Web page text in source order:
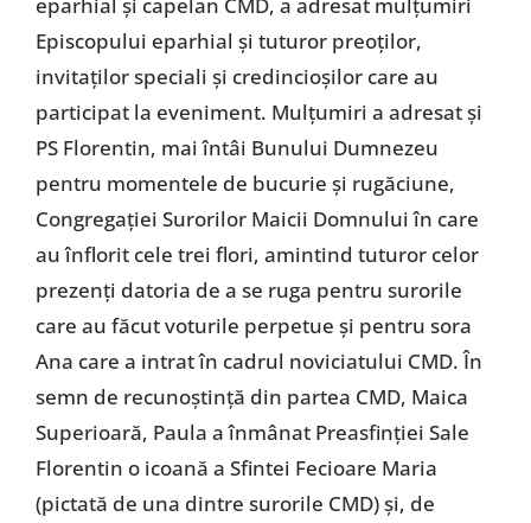
Episcopului eparhial şi tuturor preoţilor,
invitaţilor speciali şi credincioşilor care au
participat la eveniment. Mulţumiri a adresat şi
PS Florentin, mai întâi Bunului Dumnezeu
pentru momentele de bucurie şi rugăciune,
Congregaţiei Surorilor Maicii Domnului în care
au înflorit cele trei flori, amintind tuturor celor
prezenţi datoria de a se ruga pentru surorile
care au făcut voturile perpetue şi pentru sora
Ana care a intrat în cadrul noviciatului CMD. În
semn de recunoştinţă din partea CMD, Maica
Superioară, Paula a înmânat Preasfinţiei Sale
Florentin o icoană a Sfintei Fecioare Maria
(pictată de una dintre surorile CMD) şi, de